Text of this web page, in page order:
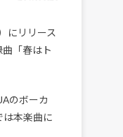
にリリース
「春はト
のボーカ
は本楽曲に